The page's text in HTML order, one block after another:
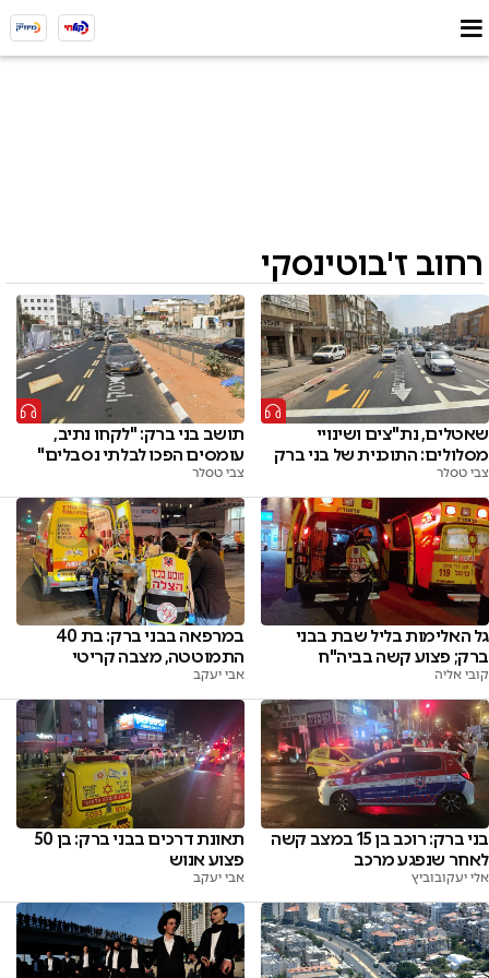
רחוב ז'בוטינסקי
שאטלים, נת"צים ושינויי
מסלולים: התוכנית של בני ברק
צבי טסלר
תושב בני ברק: "לקחו נתיב,
עומסים הפכו לבלתי נסבלים"
צבי טסלר
גל האלימות בליל שבת בבני
ברק; פצוע קשה בביה"ח
קובי אליה
במרפאה בבני ברק: בת 40
התמוטטה, מצבה קריטי
אבי יעקב
בני ברק: רוכב בן 15 במצב קשה
לאחר שנפגע מרכב
אלי יעקובוביץ
תאונת דרכים בבני ברק: בן 50
פצוע אנוש
אבי יעקב